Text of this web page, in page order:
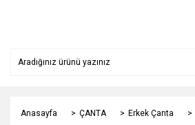
Anasayfa ÇANTA Erkek Çanta